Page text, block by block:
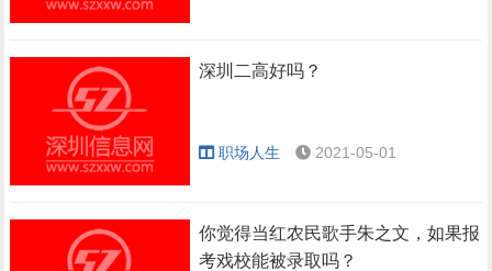
深圳二高好吗？
职场人生 2021-05-01
你觉得当红农民歌手朱之文，如果报
考戏校能被录取吗？